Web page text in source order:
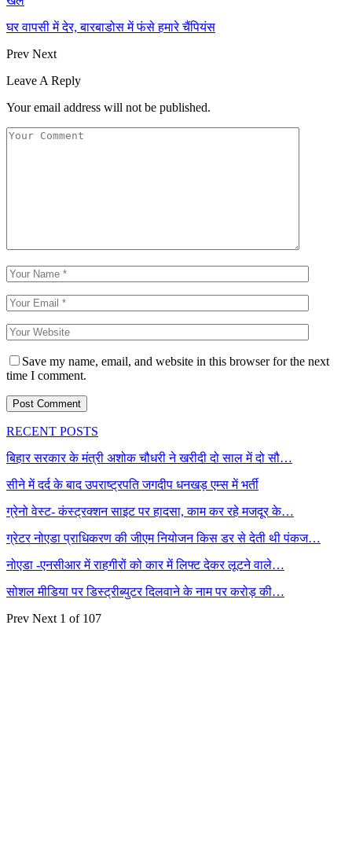
घर वापसी में देर, बारबाडोस में फंसे हमारे चैंपियंस
Prev Next
Leave A Reply
Your email address will not be published.
Save my name, email, and website in this browser for the next
time I comment.
RECENT POSTS
बिहार सरकार के मंत्री अशोक चौधरी ने खरीदी दो साल में दो सौ…
सीने में दर्द के बाद उपराष्ट्रपति जगदीप धनखड़ एम्स में भर्ती
ग्रेनो वेस्ट- कंस्ट्रक्शन साइट पर हादसा, काम कर रहे मजदूर के…
ग्रेटर नोएडा प्राधिकरण की जीएम नियोजन किस डर से देती थी पंकज…
नोएडा -एनसीआर में राहगीरों को कार में लिफ्ट देकर लूटने वाले…
सोशल मीडिया पर डिस्ट्रीब्युटर दिलवाने के नाम पर करोड़ की…
Prev Next 1 of 107